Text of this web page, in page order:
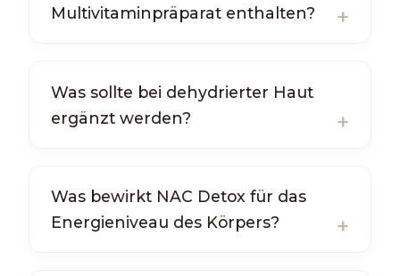
Multivitaminpräparat enthalten?
Was sollte bei dehydrierter Haut
ergänzt werden?
Was bewirkt NAC Detox für das
Energieniveau des Körpers?